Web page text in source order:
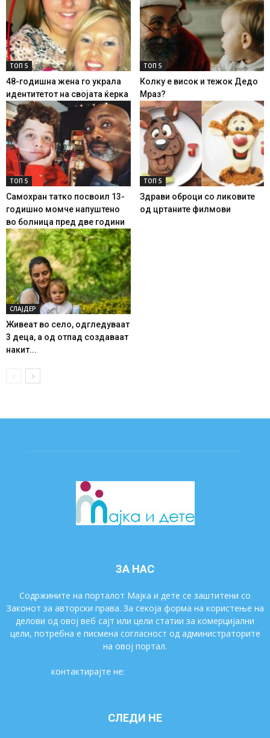
ТОП 5
48-годишна жена го украла
идентитетот на својата ќерка
ТОП 5
Колку е висок и тежок Дедо
Мраз?
ТОП 5
Самохран татко посвоил 13-
годишно момче напуштено
во болница пред две години
ТОП 5
Здрави оброци со ликовите
од цртаните филмови
СЛАЈДЕР
Живеат во село, одгледуваат
3 деца, а од отпад создаваат
накит...
ЗА НАС
Содржините на порталот Мајка и дете се заштитени со
Законот за авторски права. За секоја форма на користење на
делови од овој веб сајт или цели статии за комерцијални
цели, потребна е писмена согласност од администраторите
на овој портал.
контактирајте не:
СЛЕДИ НЕ